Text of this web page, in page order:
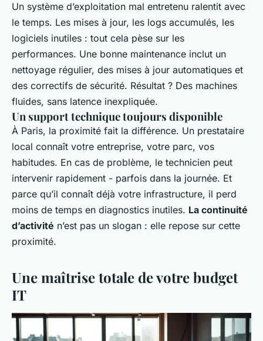
Un système d’exploitation mal entretenu ralentit avec
le temps. Les mises à jour, les logs accumulés, les
logiciels inutiles : tout cela pèse sur les
performances. Une bonne maintenance inclut un
nettoyage régulier, des mises à jour automatiques et
des correctifs de sécurité. Résultat ? Des machines
fluides, sans latence inexpliquée.
Un support technique toujours disponible
À Paris, la proximité fait la différence. Un prestataire
local connaît votre entreprise, votre parc, vos
habitudes. En cas de problème, le technicien peut
intervenir rapidement - parfois dans la journée. Et
parce qu’il connaît déjà votre infrastructure, il perd
moins de temps en diagnostics inutiles. La continuité
d’activité n’est pas un slogan : elle repose sur cette
proximité.
Une maîtrise totale de votre budget
IT